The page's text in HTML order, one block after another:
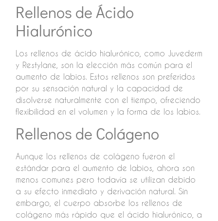
Rellenos de Ácido
Hialurónico
Los rellenos de ácido hialurónico, como Juvederm
y Restylane, son la elección más común para el
aumento de labios. Estos rellenos son preferidos
por su sensación natural y la capacidad de
disolverse naturalmente con el tiempo, ofreciendo
flexibilidad en el volumen y la forma de los labios.
Rellenos de Colágeno
Aunque los rellenos de colágeno fueron el
estándar para el aumento de labios, ahora son
menos comunes pero todavía se utilizan debido
a su efecto inmediato y derivación natural. Sin
embargo, el cuerpo absorbe los rellenos de
colágeno más rápido que el ácido hialurónico, a